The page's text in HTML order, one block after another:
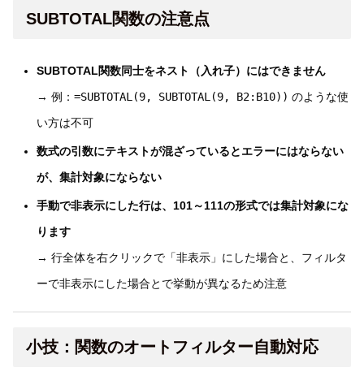
SUBTOTAL関数の注意点
SUBTOTAL関数同士をネスト（入れ子）にはできません
→ 例： =SUBTOTAL(9, SUBTOTAL(9, B2:B10)) のような使
い方は不可
数式の引数にテキストが混ざっているとエラーにはならない
が、集計対象にならない
手動で非表示にした行は、101～111の形式では集計対象にな
ります
→ 行全体を右クリックで「非表示」にした場合と、フィルタ
ーで非表示にした場合とで挙動が異なるため注意
小技：関数のオートフィルター自動対応